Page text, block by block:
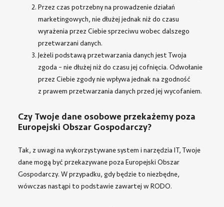
Przez czas potrzebny na prowadzenie działań
marketingowych, nie dłużej jednak niż do czasu
wyrażenia przez Ciebie sprzeciwu wobec dalszego
przetwarzani danych.
Jeżeli podstawą przetwarzania danych jest Twoja
zgoda – nie dłużej niż do czasu jej cofnięcia. Odwołanie
przez Ciebie zgody nie wpływa jednak na zgodność
z prawem przetwarzania danych przed jej wycofaniem.
Czy Twoje dane osobowe przekażemy poza
Europejski Obszar Gospodarczy?
Tak, z uwagi na wykorzystywane system i narzędzia IT, Twoje
dane mogą być przekazywane poza Europejski Obszar
Gospodarczy. W przypadku, gdy będzie to niezbędne,
wówczas nastąpi to podstawie zawartej w RODO.